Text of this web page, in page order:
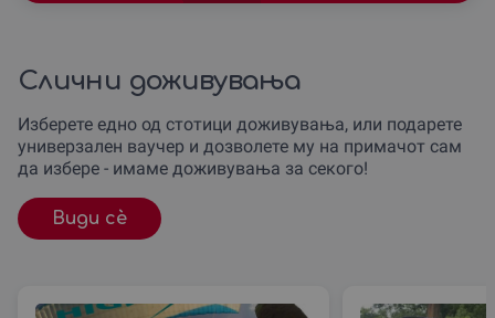
Слични доживувања
Изберете едно од стотици доживувања, или подарете
универзален ваучер и дозволете му на примачот сам
да избере - имаме доживувања за секого!
Види сè